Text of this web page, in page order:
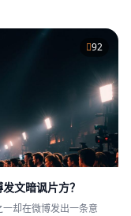
92
文暗讽片方？
却在微博发出一条意